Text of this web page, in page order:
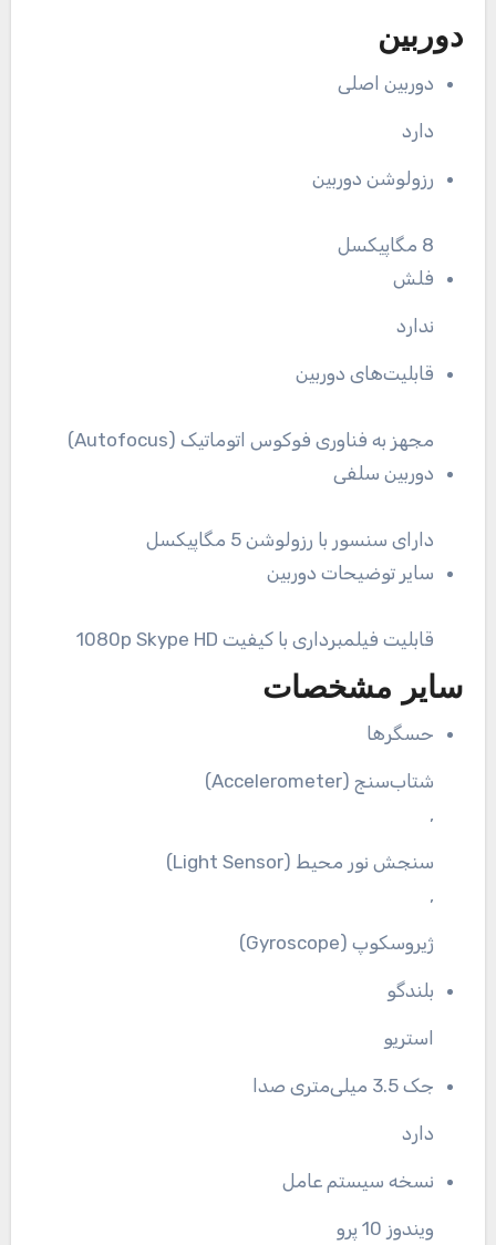
دوربین
دوربین اصلی
دارد
رزولوشن دوربین
8 مگاپیکسل
فلش
ندارد
قابلیت‌های دوربین
مجهز به فناوری فوکوس اتوماتیک (Autofocus)
دوربین سلفی
دارای سنسور با رزولوشن 5 مگاپیکسل
سایر توضیحات دوربین
قابلیت فیلمبرداری با کیفیت 1080p Skype HD
سایر مشخصات
حسگرها
شتاب‌سنج (Accelerometer)
,
سنجش نور محیط (Light Sensor)
,
ژیروسکوپ (Gyroscope)
بلندگو
استریو
جک 3.5 میلی‌متری صدا
دارد
نسخه سیستم عامل
ویندوز 10 پرو